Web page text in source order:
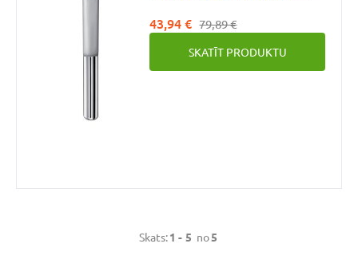
43,94 € 79,89 €
SKATĪT PRODUKTU
Skats:1 - 5 no5